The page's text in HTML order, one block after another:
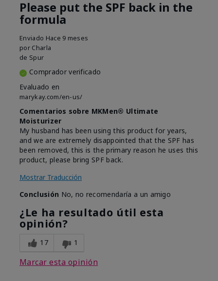
Please put the SPF back in the
formula
Enviado Hace 9 meses
por Charla
de Spur
Comprador verificado
Evaluado en
marykay.com/en-us/
Comentarios sobre MKMen® Ultimate
Moisturizer
My husband has been using this product for years,
and we are extremely disappointed that the SPF has
been removed, this is the primary reason he uses this
product, please bring SPF back.
Mostrar Traducción
Conclusión No, no recomendaría a un amigo
¿Le ha resultado útil esta
opinión?
17 1
Marcar esta opinión